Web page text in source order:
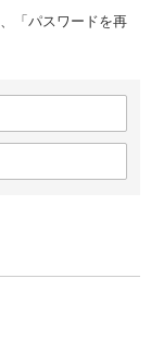
「パスワードを再